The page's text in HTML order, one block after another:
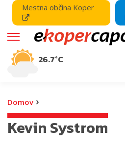
Mestna občina Koper
26.7°C
Domov ›
Kevin Systrom